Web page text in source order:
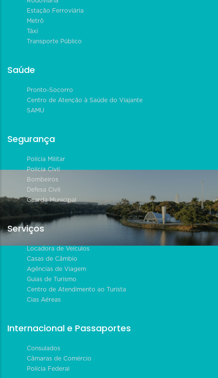
Estação Ferroviária
Metrô
Táxi
Transporte Público
Saúde
Pronto-Socorro
Centro de Atenção à Saúde do Viajante
SAMU
Segurança
Polícia Militar
Polícia Civil
Bombeiros
Defesa Civil
Guarda Municipal
Serviços
Locadora de Veículos
Casas de Câmbio
Agências de Viagem
Guias de Turismo
Centro de Atendimento ao Turista
Cias Aéreas
Internacional e Passaportes
Consulados
Câmaras de Comércio
Polícia Federal